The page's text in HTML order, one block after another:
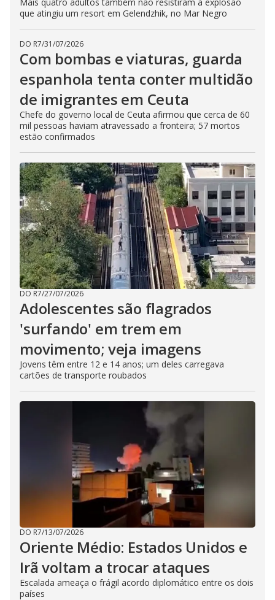
que atingiu um resort em Gelendzhik, no Mar Negro
DO R7/31/07/2026
Com bombas e viaturas, guarda
espanhola tenta conter multidão
de imigrantes em Ceuta
Chefe do governo local de Ceuta afirmou que cerca de 60
mil pessoas haviam atravessado a fronteira; 57 mortos
estão confirmados
DO R7/27/07/2026
Adolescentes são flagrados
'surfando' em trem em
movimento; veja imagens
Jovens têm entre 12 e 14 anos; um deles carregava
cartões de transporte roubados
DO R7/13/07/2026
Oriente Médio: Estados Unidos e
Irã voltam a trocar ataques
Escalada ameaça o frágil acordo diplomático entre os dois
países